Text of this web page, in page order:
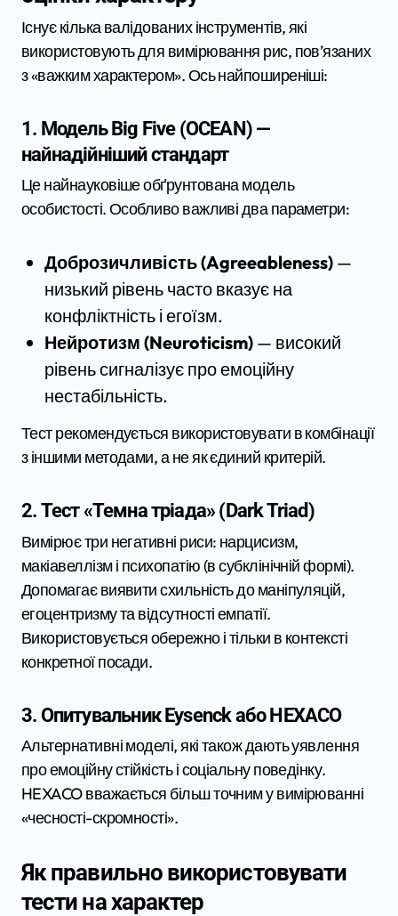
Існує кілька валідованих інструментів, які
використовують для вимірювання рис, пов’язаних
з «важким характером». Ось найпоширеніші:
1. Модель Big Five (OCEAN) —
найнадійніший стандарт
Це найнауковіше обґрунтована модель
особистості. Особливо важливі два параметри:
Доброзичливість (Agreeableness)—
низький рівень часто вказує на
конфліктність і егоїзм.
Нейротизм (Neuroticism)— високий
рівень сигналізує про емоційну
нестабільність.
Тест рекомендується використовувати в комбінації
з іншими методами, а не як єдиний критерій.
2. Тест «Темна тріада» (Dark Triad)
Вимірює три негативні риси: нарцисизм,
макіавеллізм і психопатію (в субклінічній формі).
Допомагає виявити схильність до маніпуляцій,
егоцентризму та відсутності емпатії.
Використовується обережно і тільки в контексті
конкретної посади.
3. Опитувальник Eysenck або HEXACO
Альтернативні моделі, які також дають уявлення
про емоційну стійкість і соціальну поведінку.
HEXACO вважається більш точним у вимірюванні
«чесності-скромності».
Як правильно використовувати
тести на характер